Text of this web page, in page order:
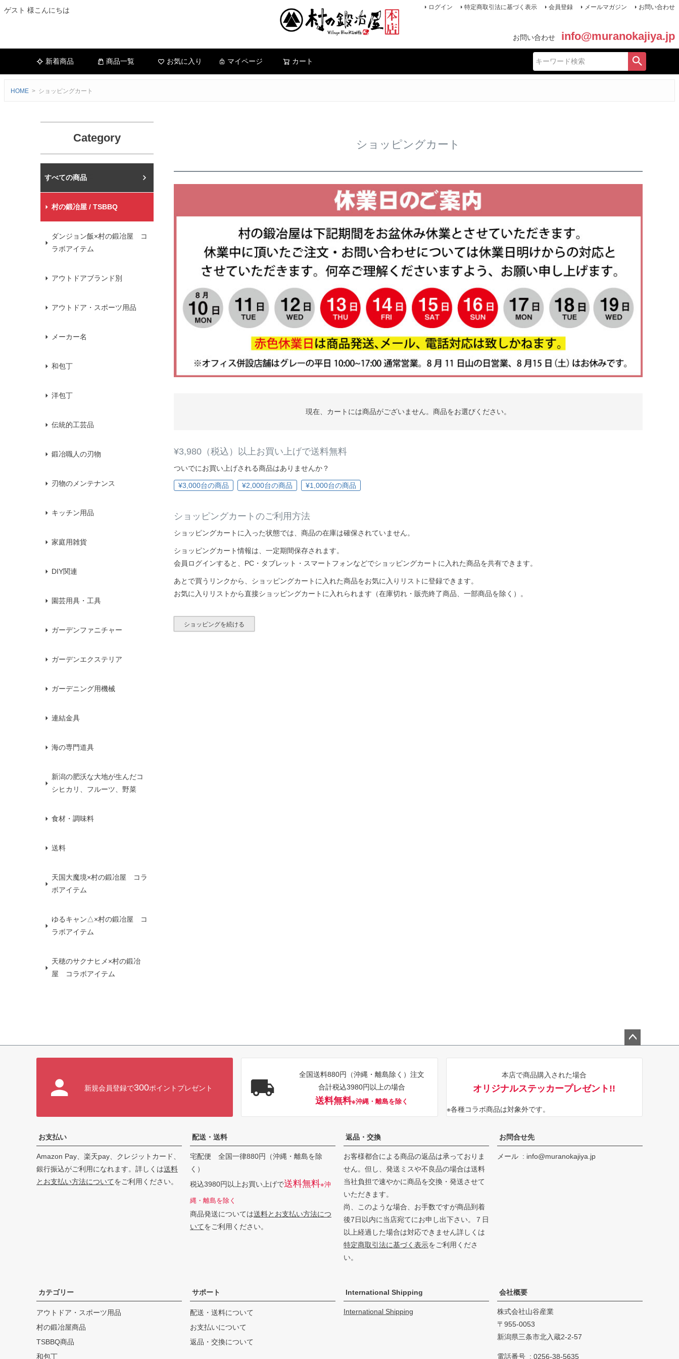
ゲスト 様こんにちは ログイン 特定商取引法に基づく表示 会員登録 メールマガジン お問い合わせ
お問い合わせ info@muranokajiya.jp
新着商品 商品一覧 お気に入り マイページ カート
HOME ショッピングカート
Category
村の鍛冶屋本店
村の鍛冶屋 / TSBBQ
ダンジョン飯×村の鍛冶屋 コ
ラボアイテム
アウトドアブランド別
アウトドア・スポーツ用品
メーカー名
和包丁
洋包丁
伝統的工芸品
鍛冶職人の刃物
刃物のメンテナンス
キッチン用品
家庭用雑貨
DIY関連
園芸用具・工具
ガーデンファニチャー
ガーデンエクステリア
ガーデニング用機械
連結金具
海の専門道具
新潟の肥沃な大地が生んだコ
シヒカリ、フルーツ、野菜
食材・調味料
送料
天国大魔境×村の鍛冶屋 コラ
ボアイテム
ゆるキャン△×村の鍛冶屋 コ
ラボアイテム
天穂のサクナヒメ×村の鍛冶
屋 コラボアイテム
ショッピングカート
現在、カートには商品がございません。商品をお選びください。
¥3,980（税込）以上お買い上げで送料無料
ついでにお買い上げされる商品はありませんか？
¥3,000台の商品 ¥2,000台の商品 ¥1,000台の商品
ショッピングカートのご利用方法
ショッピングカートに入った状態では、商品の在庫は確保されていません。
ショッピングカート情報は、一定期間保存されます。
会員ログインすると、PC・タブレット・スマートフォンなどでショッピングカートに入れた商品を共有できます。
あとで買うリンクから、ショッピングカートに入れた商品をお気に入りリストに登録できます。
お気に入りリストから直接ショッピングカートに入れられます（在庫切れ・販売終了商品、一部商品を除く）。
ショッピングを続ける
新規会員登録で300ポイントプレゼント
全国送料880円（沖縄・離島除く）注文
合計税込3980円以上の場合
送料無料※沖縄・離島を除く
本店で商品購入された場合
オリジナルステッカープレゼント!!
※各種コラボ商品は対象外です。
お支払い
Amazon Pay、楽天pay、クレジットカード、
銀行振込がご利用になれます。詳しくは送料
とお支払い方法についてをご利用ください。
配送・送料
宅配便 全国一律880円（沖縄・離島を除
く）
税込3980円以上お買い上げで送料無料※沖
縄・離島を除く
商品発送については送料とお支払い方法につ
いてをご利用ください。
返品・交換
お客様都合による商品の返品は承っておりま
せん。但し、発送ミスや不良品の場合は送料
当社負担で速やかに商品を交換・発送させて
いただきます。
尚、このような場合、お手数ですが商品到着
後7日以内に当店宛てにお申し出下さい。７日
以上経過した場合は対応できません詳しくは
特定商取引法に基づく表示をご利用くださ
い。
お問合せ先
メール info@muranokajiya.jp
カテゴリー
アウトドア・スポーツ用品
村の鍛冶屋商品
TSBBQ商品
和包丁
サポート
配送・送料について
お支払いについて
返品・交換について
International Shipping
International Shipping
会社概要
株式会社山谷産業
955-0053
新潟県三条市北入蔵2-2-57
電話番号 0256-38-5635